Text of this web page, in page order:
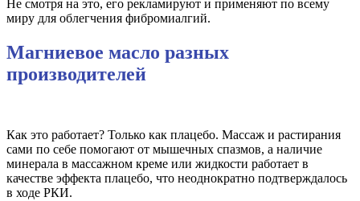
Не смотря на это, его рекламируют и применяют по всему
миру для облегчения фибромиалгий.
Магниевое масло разных
производителей
Как это работает? Только как плацебо. Массаж и растирания
сами по себе помогают от мышечных спазмов, а наличие
минерала в массажном креме или жидкости работает в
качестве эффекта плацебо, что неоднократно подтверждалось
в ходе РКИ.